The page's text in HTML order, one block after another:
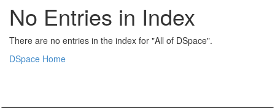
No Entries in Index
There are no entries in the index for "All of DSpace".
DSpace Home